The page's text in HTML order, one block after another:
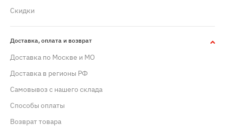
Скидки
Доставка, оплата и возврат
Доставка по Москве и МО
Доставка в регионы РФ
Самовывоз с нашего склада
Способы оплаты
Возврат товара